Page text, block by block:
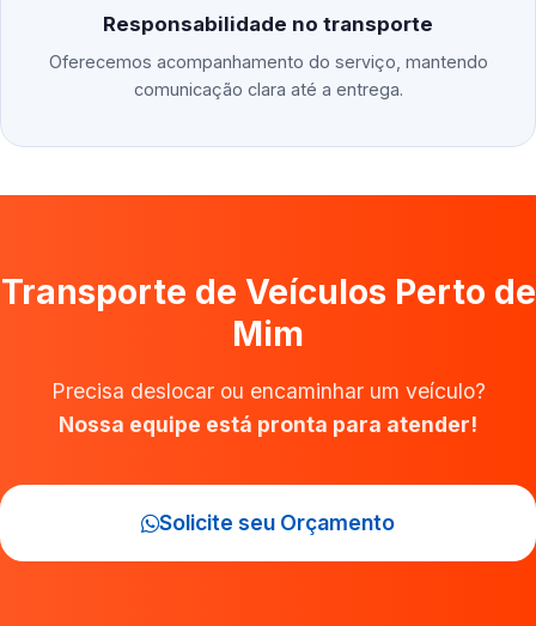
Responsabilidade no transporte
Oferecemos acompanhamento do serviço, mantendo
comunicação clara até a entrega.
Transporte de Veículos Perto de
Mim
Precisa deslocar ou encaminhar um veículo?
Nossa equipe está pronta para atender!
Solicite seu Orçamento